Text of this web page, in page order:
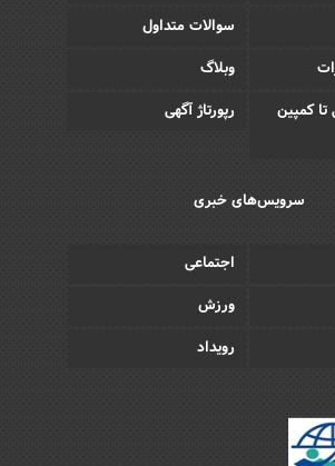
سوالات متداول
وبلاگ
تا کمپین
رپورتاژ آگهی
سرویس‌های خبری
اجتماعی
ورزش
رویداد